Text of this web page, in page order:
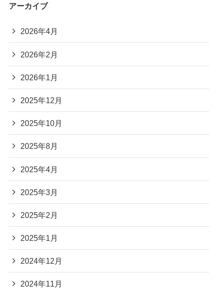
アーカイブ
2026年4月
2026年2月
2026年1月
2025年12月
2025年10月
2025年8月
2025年4月
2025年3月
2025年2月
2025年1月
2024年12月
2024年11月